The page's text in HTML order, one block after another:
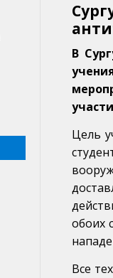
В
Цель
обоих
Все